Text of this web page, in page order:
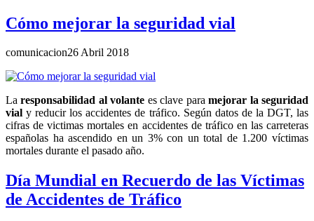
Cómo mejorar la seguridad vial
comunicacion26 Abril 2018
Laresponsabilidad al volante es clave paramejorar la seguridad
vial y reducir los accidentes de tráfico. Según datos de la DGT, las
cifras de victimas mortales en accidentes de tráfico en las carreteras
españolas ha ascendido en un 3% con un total de 1.200 víctimas
mortales durante el pasado año.
Día Mundial en Recuerdo de las Víctimas
de Accidentes de Tráfico